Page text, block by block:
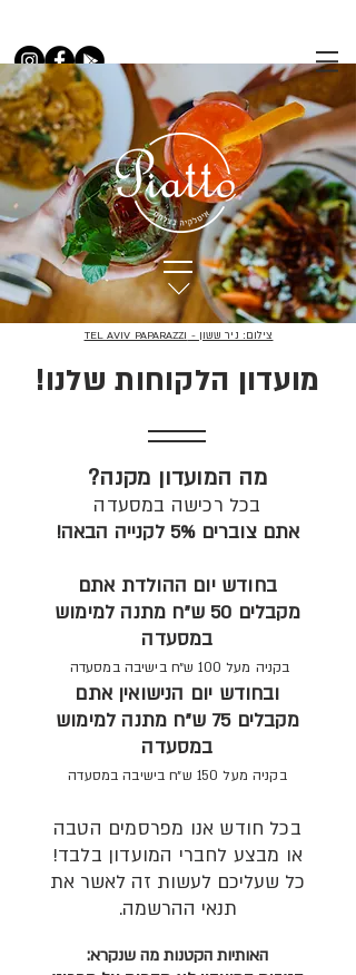
צילום: ניר ששון - TEL AVIV PAPARAZZI
!מועדון הלקוחות שלנו
מה המועדון מקנה?
בכל רכישה במסעדה
אתם צוברים 5% לקנייה הבאה!
בחודש יום ההולדת אתם
מקבלים 50 ש"ח מתנה למימוש
במסעדה
בקניה מעל 100 ש״ח בישיבה במסעדה
ובחודש יום הנישואין אתם
מקבלים 75 ש"ח מתנה למימוש
במסעדה
בקניה מעל 150 ש״ח בישיבה במסעדה
בכל חודש אנו מפרסמים הטבה
או מבצע לחברי המועדון בלבד!
כל שעליכם לעשות זה לאשר את
תנאי ההרשמה.
האותיות הקטנות מה שנקרא: